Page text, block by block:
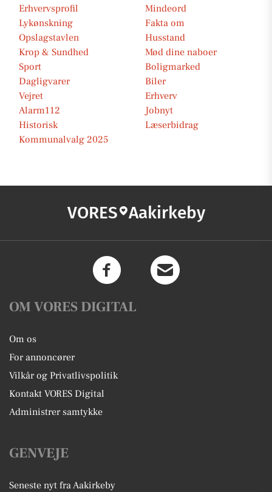
Erhvervsprofil
Mindeord
Lykønskning
Fakta om
Opslagstavlen
Husstand
Krop & Sundhed
Mød dine naboer
Sport
Boligmarked
Dagligvarer
Biler
Vejret
Erhverv
Alarm112
Jobnyt
Historisk
Læserbidrag
Kommunalvalg 2025
VORES Aakirkeby
OM VORES DIGITAL
Om os
For annoncører
Vilkår og Privatlivspolitik
Kontakt VORES Digital
Administrer samtykke
GENVEJE
Seneste nyt fra Aakirkeby